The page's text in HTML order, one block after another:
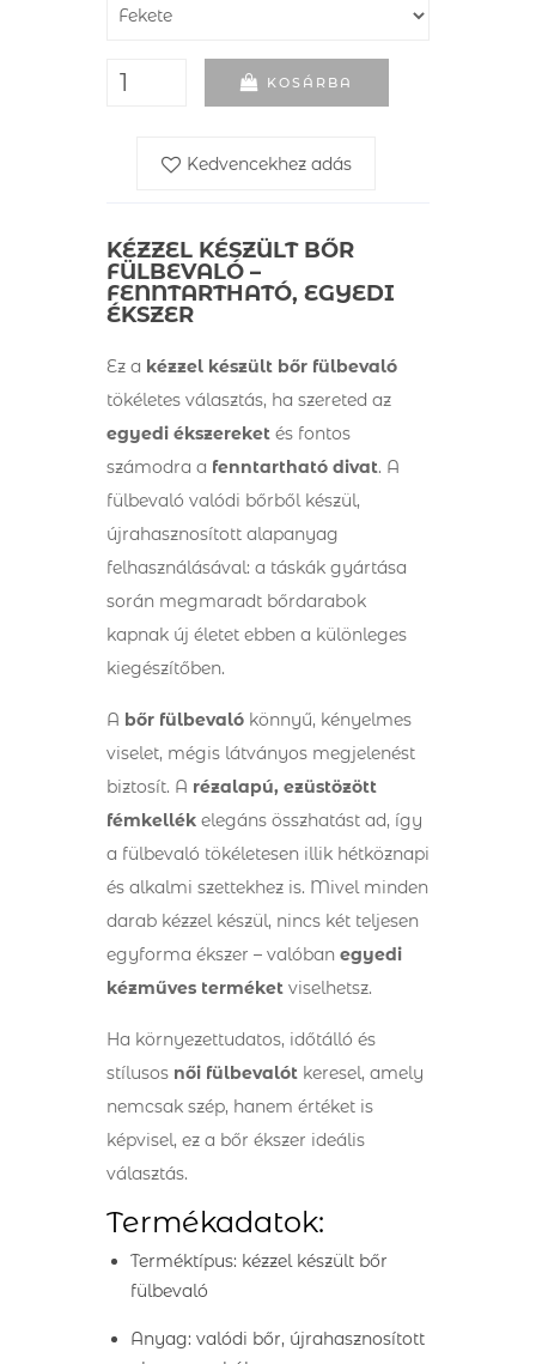
KOSÁRBA
Kedvencekhez adás
KÉZZEL KÉSZÜLT BŐR
FÜLBEVALÓ –
FENNTARTHATÓ, EGYEDI
ÉKSZER
Ez a kézzel készült bőr fülbevaló
tökéletes választás, ha szereted az
egyedi ékszereket és fontos
számodra a fenntartható divat. A
fülbevaló valódi bőrből készül,
újrahasznosított alapanyag
felhasználásával: a táskák gyártása
során megmaradt bőrdarabok
kapnak új életet ebben a különleges
kiegészítőben.
A bőr fülbevaló könnyű, kényelmes
viselet, mégis látványos megjelenést
biztosít. A rézalapú, ezüstözött
fémkellék elegáns összhatást ad, így
a fülbevaló tökéletesen illik hétköznapi
és alkalmi szettekhez is. Mivel minden
darab kézzel készül, nincs két teljesen
egyforma ékszer – valóban egyedi
kézműves terméket viselhetsz.
Ha környezettudatos, időtálló és
stílusos női fülbevalót keresel, amely
nemcsak szép, hanem értéket is
képvisel, ez a bőr ékszer ideális
választás.
Termékadatok:
Terméktípus: kézzel készült bőr
fülbevaló
Anyag: valódi bőr, újrahasznosított